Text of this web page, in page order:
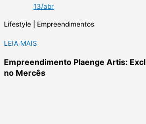
13/abr
Lifestyle | Empreendimentos
LEIA MAIS
Empreendimento Plaenge Artis:
no Mercês